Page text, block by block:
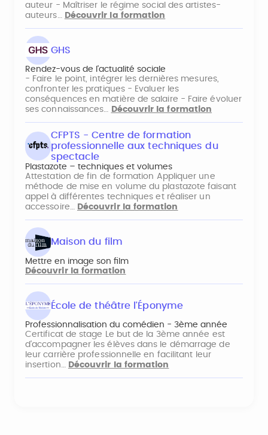
auteur - Maîtriser le régime social des artistes-
auteurs… Découvrir la formation
GHS
Rendez-vous de l'actualité sociale
- Faire le point, intégrer les dernières mesures,
confronter les pratiques - Evaluer les
conséquences en matière de salaire - Faire évoluer
ses connaissances… Découvrir la formation
CFPTS - Centre de formation
professionnelle aux techniques du
spectacle
Plastazote – techniques et volumes
Attestation de fin de formation Appliquer une
méthode de mise en volume du plastazote faisant
appel à différentes techniques et réaliser un
accessoire… Découvrir la formation
Maison du film
Mettre en image son film
Découvrir la formation
École de théâtre l'Éponyme
Professionnalisation du comédien - 3ème année
Certificat de stage Le but de la 3ème année est
d'accompagner les élèves dans le démarrage de
leur carrière professionnelle en facilitant leur
insertion… Découvrir la formation